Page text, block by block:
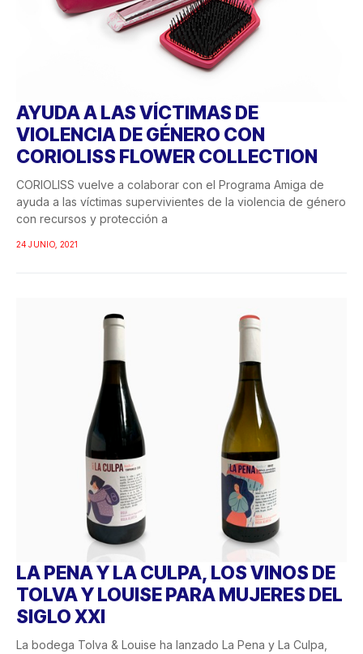
AYUDA A LAS VÍCTIMAS DE
VIOLENCIA DE GÉNERO CON
CORIOLISS FLOWER COLLECTION
CORIOLISS vuelve a colaborar con el Programa Amiga de
ayuda a las víctimas supervivientes de la violencia de género
con recursos y protección a
24 JUNIO, 2021
LA PENA Y LA CULPA, LOS VINOS DE
TOLVA Y LOUISE PARA MUJERES DEL
SIGLO XXI
La bodega Tolva & Louise ha lanzado La Pena y La Culpa,